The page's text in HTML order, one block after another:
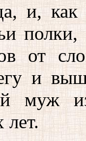
и,
от
и
муж
лет.